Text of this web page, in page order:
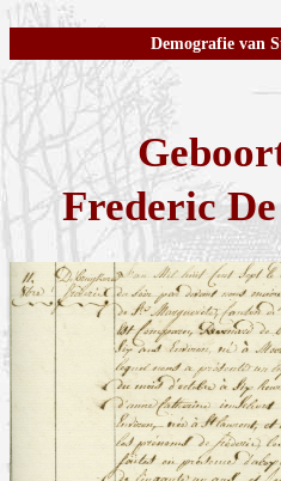
Demografie van
Frederic